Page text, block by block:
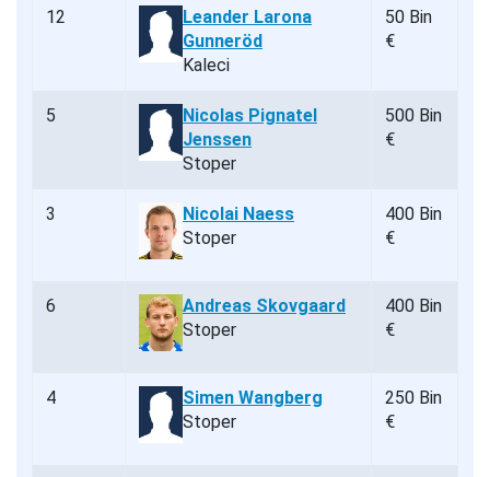
12
Leander Larona
Gunneröd
Kaleci
50 Bin
€
5
Nicolas Pignatel
Jenssen
Stoper
500 Bin
€
3
Nicolai Naess
Stoper
400 Bin
€
6
Andreas Skovgaard
Stoper
400 Bin
€
4
Simen Wangberg
Stoper
250 Bin
€